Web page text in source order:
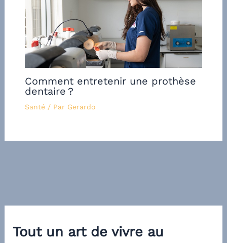
Comment entretenir une prothèse
dentaire ?
Santé/ Par Gerardo
Tout un art de vivre au